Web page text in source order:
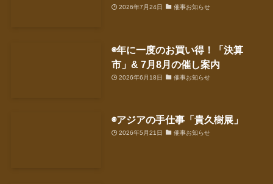
2026年7月24日 催事お知らせ
◉年に一度のお買い得！「決算
市」& 7月8月の催し案内
2026年6月18日 催事お知らせ
◉アジアの手仕事「貴久樹展」
2026年5月21日 催事お知らせ